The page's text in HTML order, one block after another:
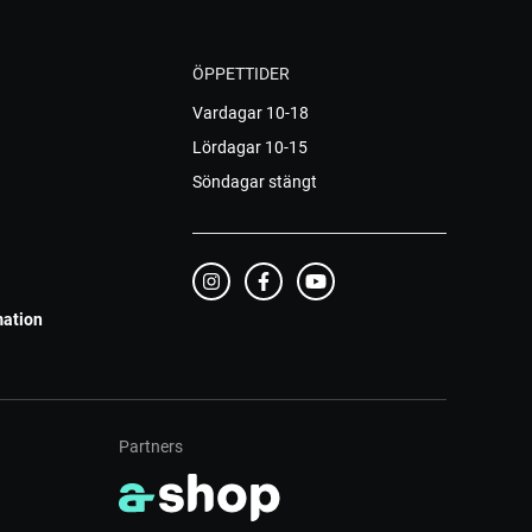
ÖPPETTIDER
Vardagar 10-18
Lördagar 10-15
Söndagar stängt
Partners